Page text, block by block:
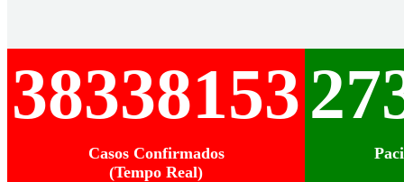
38338153
Casos Confirmados
(Tempo Real)